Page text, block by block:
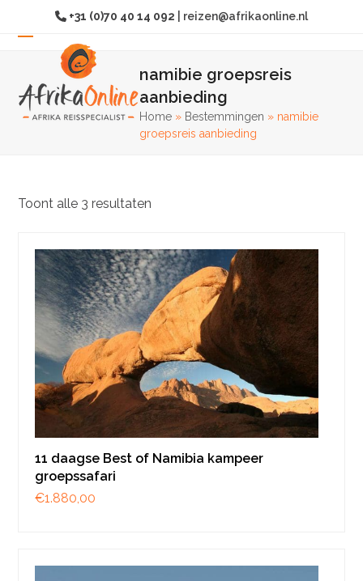
Overslaan
hoofdinhoud
+31 (0)70 40 14 092 reizen@afrikaonline.nl
Open
mobiel
menu
mobiel
menu
namibie groepsreis
aanbieding
Home » Bestemmingen » namibie
groepsreis aanbieding
Toont alle 3 resultaten
11 daagse Best of Namibia kampeer
groepssafari
€1.880,00